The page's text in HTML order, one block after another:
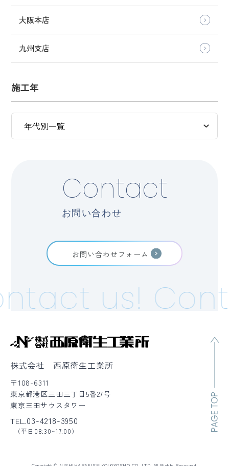
大阪本店
九州支店
施工年
Contact
お問い合わせ
お問い合わせフォーム
us!
株式会社 西原衛生工業所
〒108-6311
東京都港区三田三丁目5番27号
東京三田サウスタワー
TEL.03-4218-3950
（平日08:30~17:00）